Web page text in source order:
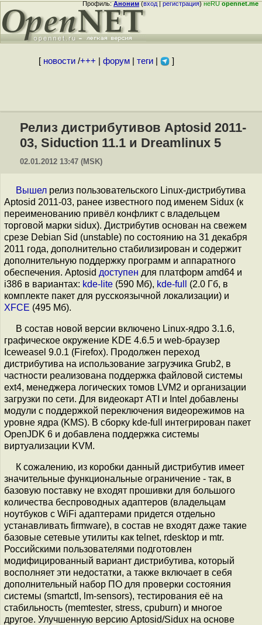
Профиль:Аноним(вход|регистрация)неRUopennet.me
[ новости/+++ форум| теги| ]
Релиз дистрибутивов Aptosid 2011-
03, Siduction 11.1 и Dreamlinux 5
02.01.2012 13:47 (MSK)
Вышел релиз пользовательского Linux-дистрибутива
Aptosid 2011-03, ранее известного под именем Sidux (к
переименованию привёл конфликт с владельцем
торговой марки sidux). Дистрибутив основан на свежем
срезе Debian Sid (unstable) по состоянию на 31 декабря
2011 года, дополнительно стабилизирован и содержит
дополнительную поддержку программ и аппаратного
обеспечения. Aptosid доступен для платформ amd64 и
i386 в вариантах: kde-lite (590 Мб), kde-full
(2.0 Гб, в
комплекте пакет для русскоязычной локализации) и
XFCE (495 Мб).
В состав новой версии включено Linux-ядро 3.1.6,
графическое окружение KDE 4.6.5 и web-браузер
Iceweasel 9.0.1 (Firefox). Продолжен переход
дистрибутива на использование загрузчика Grub2, в
частности реализована поддержка файловой системы
ext4, менеджера логических томов LVM2 и организации
загрузки по сети. Для видеокарт ATI и Intel добавлены
модули с поддержкой переключения видеорежимов на
уровне ядра (KMS). В сборку kde-full интегрирован пакет
OpenJDK 6 и добавлена поддержка системы
виртуализации KVM.
К сожалению, из коробки данный дистрибутив имеет
значительные функциональные ограничение - так, в
базовую поставку не входят прошивки для большого
количества беспроводных адаптеров (владельцам
ноутбуков с WiFi адаптерами придется отдельно
устанавливать firmware), в состав не входят даже такие
базовые сетевые утилиты как telnet, rdesktop и mtr.
Российскими пользователями подготовлен
модифицированный вариант дистрибутива, который
восполняет эти недостатки, а также включает в себя
дополнительный набор ПО для проверки состояния
системы (smartctl, lm-sensors), тестирования её на
стабильность (memtester, stress, cpuburn) и многое
другое. Улучшенную версию Aptosid/Sidux на основе